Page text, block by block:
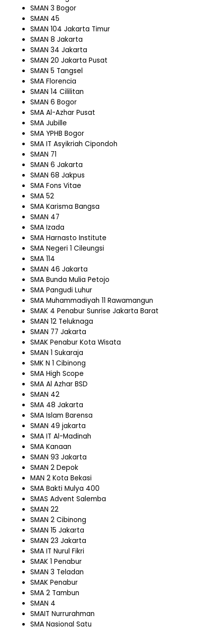
SMAN 3 Bogor
SMAN 45
SMAN 104 Jakarta Timur
SMAN 8 Jakarta
SMAN 34 Jakarta
SMAN 20 Jakarta Pusat
SMAN 5 Tangsel
SMA Florencia
SMAN 14 Cililitan
SMAN 6 Bogor
SMA Al-Azhar Pusat
SMA Jubille
SMA YPHB Bogor
SMA IT Asyikriah Cipondoh
SMAN 71
SMAN 6 Jakarta
SMAN 68 Jakpus
SMA Fons Vitae
SMA 52
SMA Karisma Bangsa
SMAN 47
SMA Izada
SMA Harnasto Institute
SMA Negeri 1 Cileungsi
SMA 114
SMAN 46 Jakarta
SMA Bunda Mulia Petojo
SMA Pangudi Luhur
SMA Muhammadiyah 11 Rawamangun
SMAK 4 Penabur Sunrise Jakarta Barat
SMAN 12 Teluknaga
SMAN 77 Jakarta
SMAK Penabur Kota Wisata
SMAN 1 Sukaraja
SMK N 1 Cibinong
SMA High Scope
SMA Al Azhar BSD
SMAN 42
SMA 48 Jakarta
SMA Islam Barensa
SMAN 49 jakarta
SMA IT Al-Madinah
SMA Kanaan
SMAN 93 Jakarta
SMAN 2 Depok
MAN 2 Kota Bekasi
SMA Bakti Mulya 400
SMAS Advent Salemba
SMAN 22
SMAN 2 Cibinong
SMAN 15 Jakarta
SMAN 23 Jakarta
SMA IT Nurul Fikri
SMAK 1 Penabur
SMAN 3 Teladan
SMAK Penabur
SMA 2 Tambun
SMAN 4
SMAIT Nurrurahman
SMA Nasional Satu